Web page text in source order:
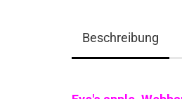
Beschreibung